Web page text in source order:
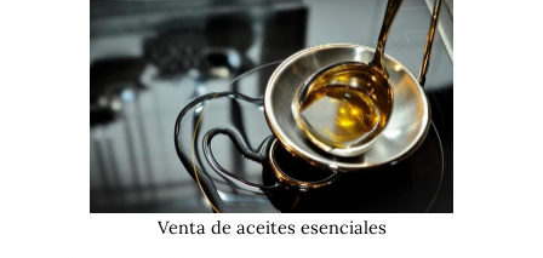
Venta de aceites esenciales